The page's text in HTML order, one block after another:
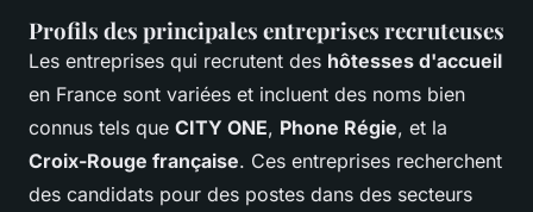
Profils des principales entreprises recruteuses
Les entreprises qui recrutent des hôtesses d'accueil
en France sont variées et incluent des noms bien
connus tels que CITY ONE, Phone Régie, et la
Croix-Rouge française. Ces entreprises recherchent
des candidats pour des postes dans des secteurs